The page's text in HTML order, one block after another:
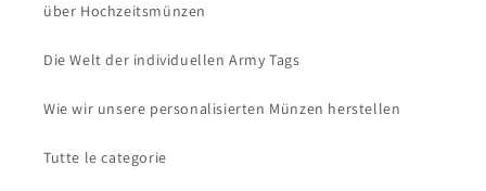
über Hochzeitsmünzen
Die Welt der individuellen Army Tags
Wie wir unsere personalisierten Münzen herstellen
Tutte le categorie